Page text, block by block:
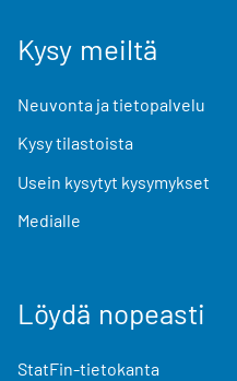
Kysy meiltä
Neuvonta ja tietopalvelu
Kysy tilastoista
Usein kysytyt kysymykset
Medialle
Löydä nopeasti
StatFin-tietokanta